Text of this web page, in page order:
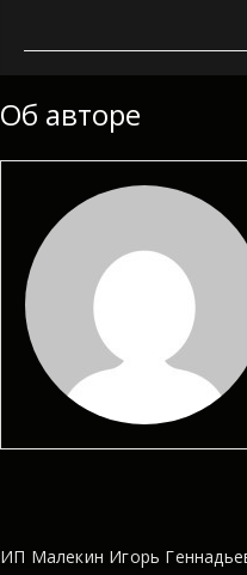
Об авторе
ИП Малекин Игорь